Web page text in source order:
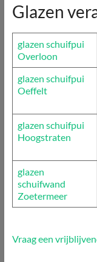
Glazen
glazen schuifpui
Overloon
glazen schuifpui
Oeffelt
glazen schuifpui
Hoogstraten
glazen
schuifwand
Zoetermeer
Vraag een